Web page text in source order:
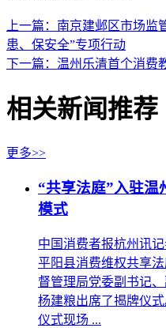
上一篇：南京建邺区市场
患、保安全”专项行动
下一篇：温州乐清首个消费
相关新闻推荐
更多>>
“共享法庭”入驻温
模式
中国消费者报杭州讯
平阳县消费维权共享
督管理局党委副书记
杨建粮出席了揭牌仪
仪式现场 ...